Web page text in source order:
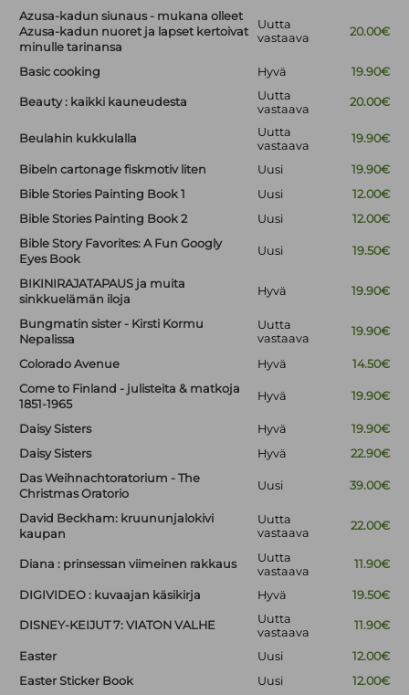
Azusa-kadun siunaus - mukana olleet
Azusa-kadun nuoret ja lapset kertoivat
minulle tarinansa
Uutta
vastaava
20.00€
Basic cooking Hyvä 19.90€
Beauty : kaikki kauneudesta
Uutta
vastaava
20.00€
Beulahin kukkulalla
Uutta
vastaava
19.90€
Bibeln cartonage fiskmotiv liten Uusi
19.90€
Bible Stories Painting Book 1
Uusi
12.00€
Bible Stories Painting Book 2
Uusi
12.00€
Bible Story Favorites: A Fun Googly
Eyes Book
Uusi 19.50€
BIKINIRAJATAPAUS ja muita
sinkkuelämän iloja
Hyvä 19.90€
Bungmatin sister - Kirsti Kormu
Nepalissa
Uutta
vastaava
19.90€
Colorado Avenue Hyvä
14.50€
Come to Finland - julisteita & matkoja
1851-1965
Hyvä 19.90€
Daisy Sisters Hyvä
19.90€
Daisy Sisters
Hyvä
22.90€
Das Weihnachtoratorium - The
Christmas Oratorio
Uusi 39.00€
David Beckham: kruununjalokivi
kaupan
Uutta
vastaava
22.00€
Diana : prinsessan viimeinen rakkaus
Uutta
vastaava
11.90€
DIGIVIDEO : kuvaajan käsikirja Hyvä 19.50€
DISNEY-KEIJUT 7: VIATON VALHE
Uutta
vastaava
11.90€
Easter Uusi
12.00€
Easter Sticker Book
Uusi
12.00€